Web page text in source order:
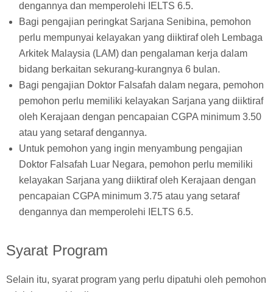
dengannya dan memperolehi IELTS 6.5.
Bagi pengajian peringkat Sarjana Senibina, pemohon
perlu mempunyai kelayakan yang diiktiraf oleh Lembaga
Arkitek Malaysia (LAM) dan pengalaman kerja dalam
bidang berkaitan sekurang-kurangnya 6 bulan.
Bagi pengajian Doktor Falsafah dalam negara, pemohon
pemohon perlu memiliki kelayakan Sarjana yang diiktiraf
oleh Kerajaan dengan pencapaian CGPA minimum 3.50
atau yang setaraf dengannya.
Untuk pemohon yang ingin menyambung pengajian
Doktor Falsafah Luar Negara, pemohon perlu memiliki
kelayakan Sarjana yang diiktiraf oleh Kerajaan dengan
pencapaian CGPA minimum 3.75 atau yang setaraf
dengannya dan memperolehi IELTS 6.5.
Syarat Program
Selain itu, syarat program yang perlu dipatuhi oleh pemohon